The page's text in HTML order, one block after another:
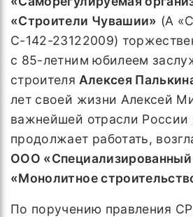
«Строители Чувашии» (А
С-142-23122009)
с 85-летним юбилеем
строителя Алексея
лет своей жизни Алексей
важнейшей отрасли России
продолжает работать,
ООО
«Монолитное
По поручению правления